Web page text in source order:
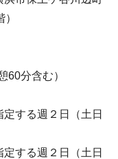
分含む）
する週２日（土日
する週２日（土日